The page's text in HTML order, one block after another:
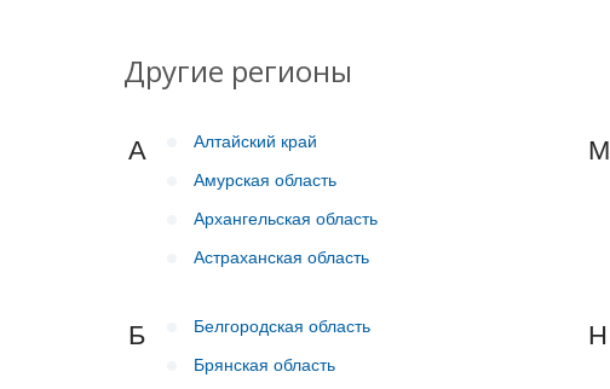
Другие регионы
А
Алтайский край
Амурская область
Архангельская область
Астраханская область
Б
Белгородская область
Брянская область
М
Н